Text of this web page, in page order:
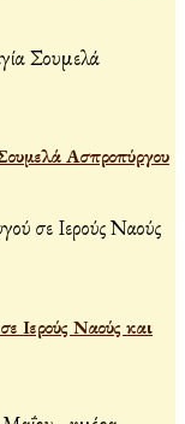
Ασπροπύργου
Ιερούς Ναούς και